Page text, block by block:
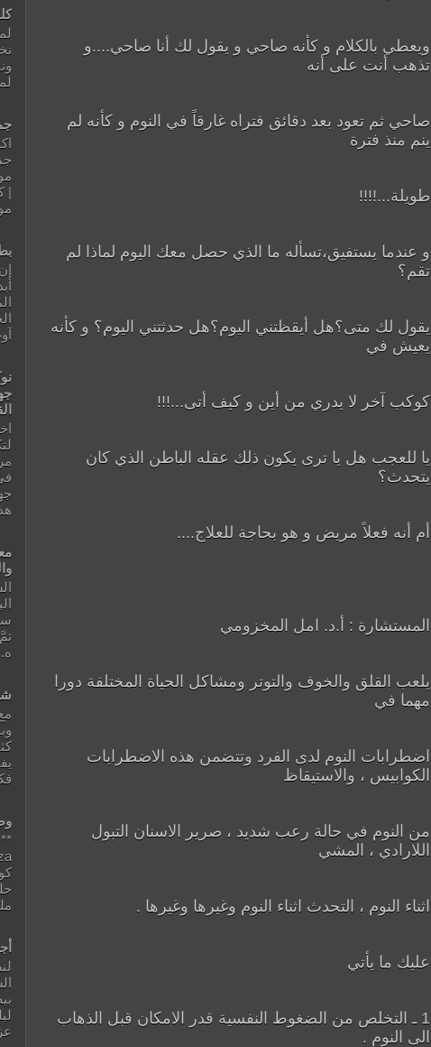
ويعطي بالكلام و كأنه صاحي و يقول لك أنا صاحي....و
تذهب أنت على أنه
صاحي ثم تعود بعد دقائق فتراه غارقاً في النوم و كأنه لم
ينم منذ فترة
طويلة...!!!!
و عندما يستفيق،تسأله ما الذي حصل معك اليوم لماذا لم
تقم؟
يقول لك متى؟هل أيقظتني اليوم؟هل حدثتني اليوم؟ و كأنه
يعيش في
كوكب آخر لا يدري من أين و كيف أتى...!!!
يا للعجب هل يا ترى يكون ذلك عقله الباطن الذي كان
يتحدث؟
أم أنه فعلاً مريض و هو بحاجة للعلاج....
المستشارة : أ.د. امل المخزومي
يلعب القلق والخوف والتوتر ومشاكل الحياة المختلفة دورا
مهما في
اضطرابات النوم لدى الفرد وتتضمن هذه الاضطرابات
الكوابيس ، والاستيقاظ
من النوم في حالة رعب شديد ، صرير الاسنان التبول
اللارادي ، المشي
اثناء النوم ، التحدث اثناء النوم وغيرها وغيرها .
عليك ما يأتي
1 ـ التخلص من الضغوط النفسية قدر الامكان قبل الذهاب
الى النوم .
|
ملح 4